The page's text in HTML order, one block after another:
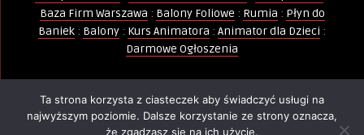
Baza Firm Warszawa : Balony Foliowe : Rumia : Płyn do
Baniek : Balony : Kurs Animatora : Animator dla Dzieci :
Darmowe Ogłoszenia
Wszelkie Prawa Zastrzeżone - Kopiowanie, powielanie i
wykorzystywanie treści, zdjęć, grafik jest zabronione -
Ta strona korzysta z ciasteczek aby świadczyć usługi na
najwyższym poziomie. Dalsze korzystanie ze strony oznacza,
że zgadzasz się na ich użycie.